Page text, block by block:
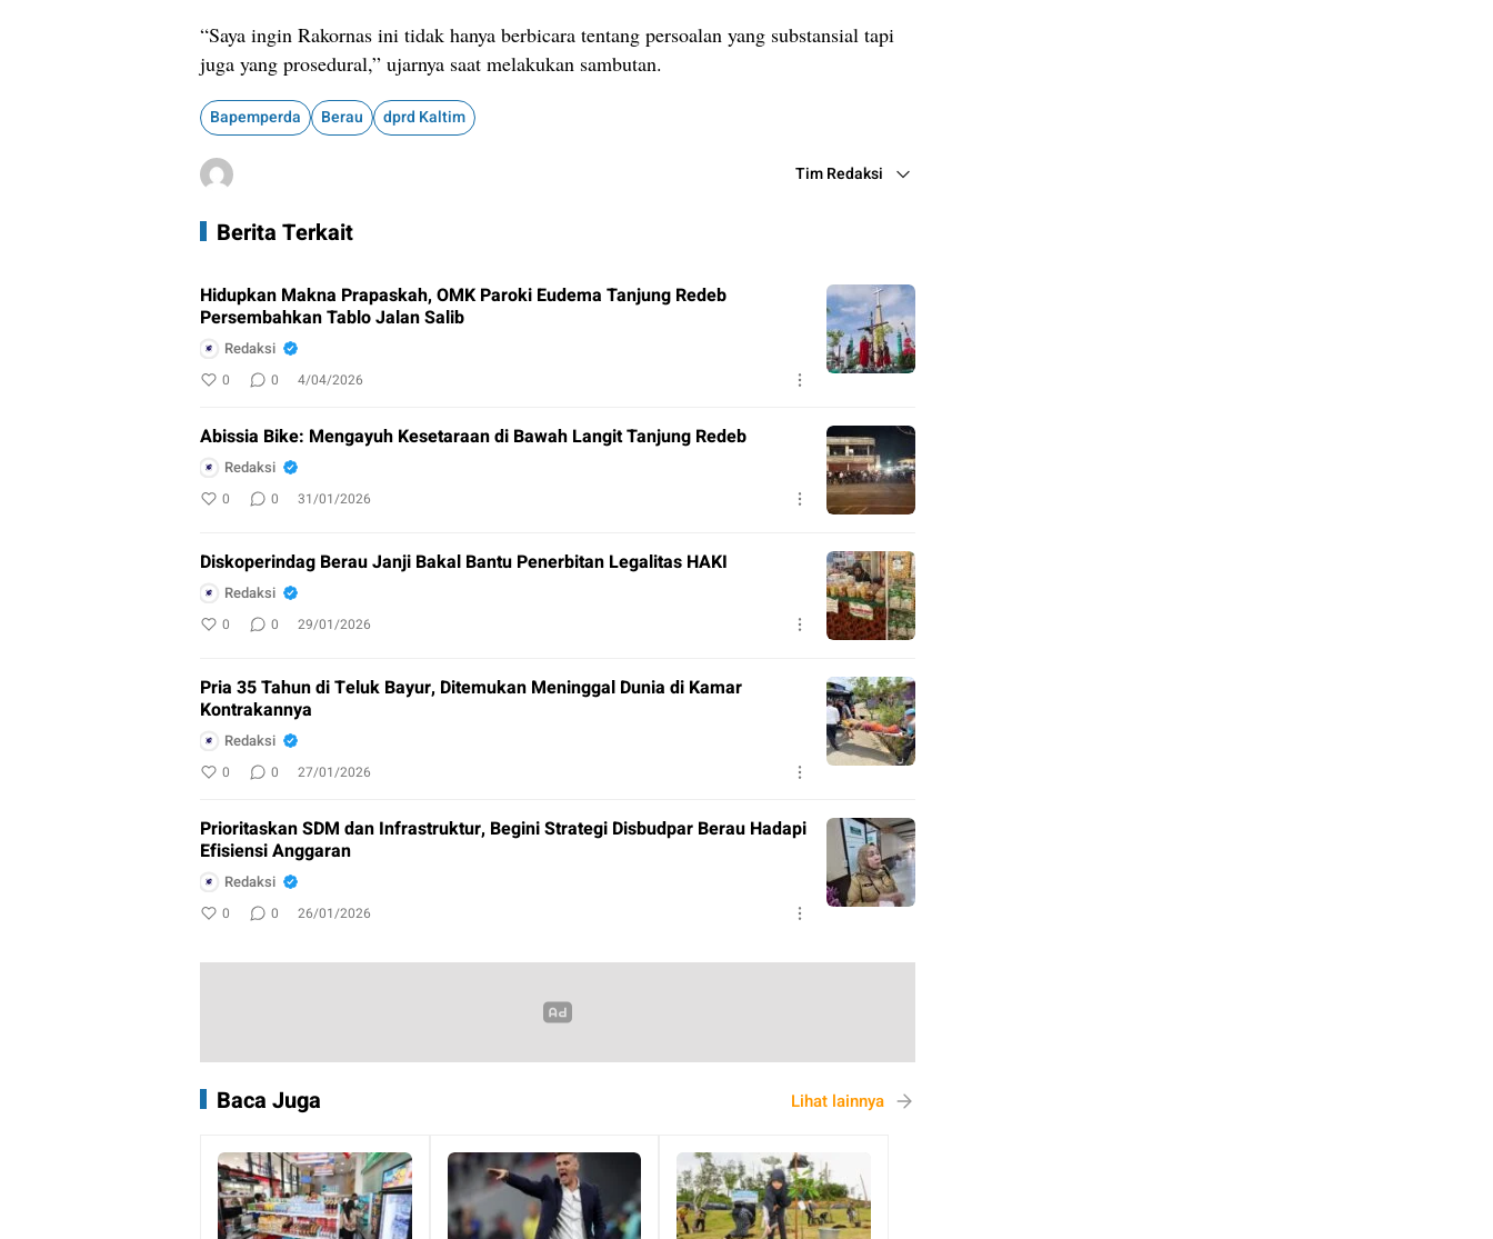
“Saya ingin Rakornas ini tidak hanya berbicara tentang persoalan yang substansial tapi
juga yang prosedural,” ujarnya saat melakukan sambutan.
Bapemperda Berau dprd Kaltim
Tim Redaksi
Berita Terkait
Hidupkan Makna Prapaskah, OMK Paroki Eudema Tanjung Redeb
Persembahkan Tablo Jalan Salib
Redaksi
0 0 4/04/2026
Abissia Bike: Mengayuh Kesetaraan di Bawah Langit Tanjung Redeb
Redaksi
0 0 31/01/2026
Diskoperindag Berau Janji Bakal Bantu Penerbitan Legalitas HAKI
Redaksi
0 0 29/01/2026
Pria 35 Tahun di Teluk Bayur, Ditemukan Meninggal Dunia di Kamar
Kontrakannya
Redaksi
0 0 27/01/2026
Prioritaskan SDM dan Infrastruktur, Begini Strategi Disbudpar Berau Hadapi
Efisiensi Anggaran
Redaksi
0 0 26/01/2026
Baca Juga Lihat lainnya